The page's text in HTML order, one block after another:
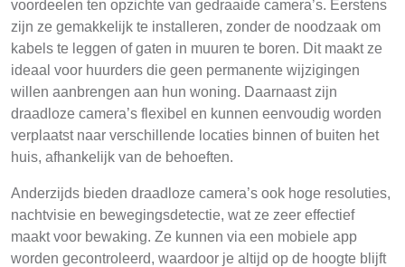
voordeelen ten opzichte van gedraaide camera’s. Eerstens
zijn ze gemakkelijk te installeren, zonder de noodzaak om
kabels te leggen of gaten in muuren te boren. Dit maakt ze
ideaal voor huurders die geen permanente wijzigingen
willen aanbrengen aan hun woning. Daarnaast zijn
draadloze camera’s flexibel en kunnen eenvoudig worden
verplaatst naar verschillende locaties binnen of buiten het
huis, afhankelijk van de behoeften.
Anderzijds bieden draadloze camera’s ook hoge resoluties,
nachtvisie en bewegingsdetectie, wat ze zeer effectief
maakt voor bewaking. Ze kunnen via een mobiele app
worden gecontroleerd, waardoor je altijd op de hoogte blijft